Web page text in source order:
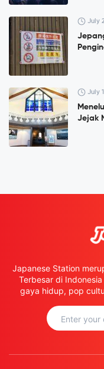
July
July
Jejak
Japanese Station
Terbesar di
gaya hidup, pop